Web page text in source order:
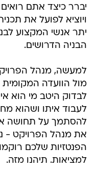
יברר כיצד אתם רואים
ויוציא לפועל את
יתר אנשי המקצוע
הבניה הדרושים.
למעשה, מנהל
מול הוועדה המקומית
לבדוק היטב מי הוא
לעבוד איתו ושהוא
להסתמך על תחושה
את מנהל הפרויקט -
הפנטזיות שלכם
למציאות. תיהנו מזה.